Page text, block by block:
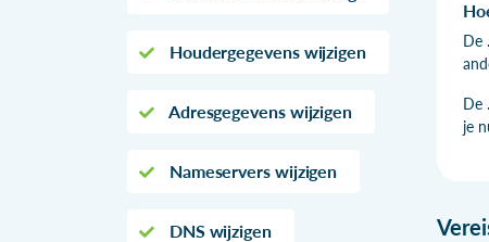
Houdergegevens wijzigen
Adresgegevens wijzigen
Nameservers wijzigen
DNS wijzigen
De
De
je